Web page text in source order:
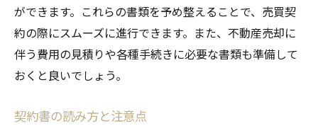
ができます。これらの書類を予め整えることで、売買契
約の際にスムーズに進行できます。また、不動産売却に
伴う費用の見積りや各種手続きに必要な書類も準備して
おくと良いでしょう。
契約書の読み方と注意点